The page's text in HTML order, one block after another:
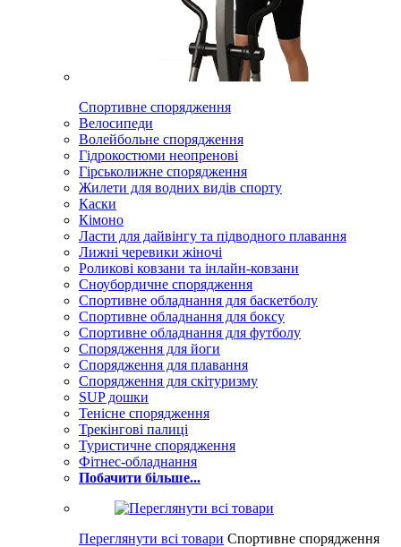
Спортивне спорядження
Велосипеди
Волейбольне спорядження
Гідрокостюми неопренові
Гірськолижне спорядження
Жилети для водних видів спорту
Каски
Кімоно
Ласти для дайвінгу та підводного плавання
Лижні черевики жіночі
Роликові ковзани та інлайн-ковзани
Сноубордичне спорядження
Спортивне обладнання для баскетболу
Спортивне обладнання для боксу
Спортивне обладнання для футболу
Спорядження для йоги
Спорядження для плавання
Спорядження для скітуризму
SUP дошки
Тенісне спорядження
Трекінгові палиці
Туристичне спорядження
Фітнес-обладнання
Побачити більше...
Переглянути всі товари Спортивне спорядження